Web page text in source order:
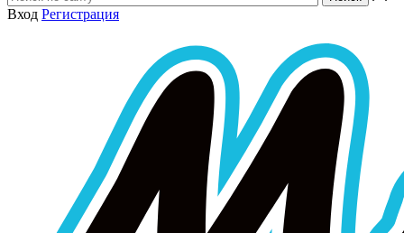
Вход Регистрация